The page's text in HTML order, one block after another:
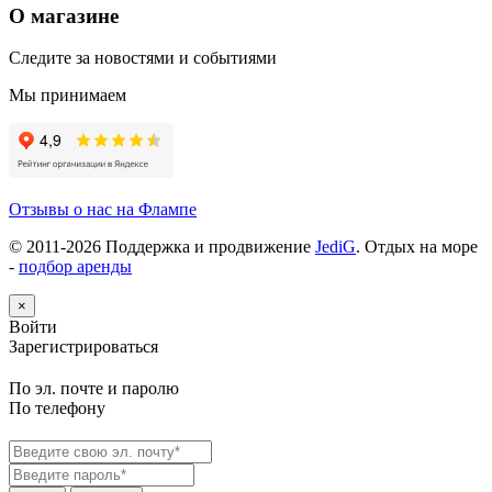
О магазине
Следите за новостями и событиями
Мы принимаем
Отзывы о нас на Флампе
© 2011-2026 Поддержка и продвижение JediG. Отдых на море
- подбор аренды
×
Войти
Зарегистрироваться
По эл. почте и паролю
По телефону